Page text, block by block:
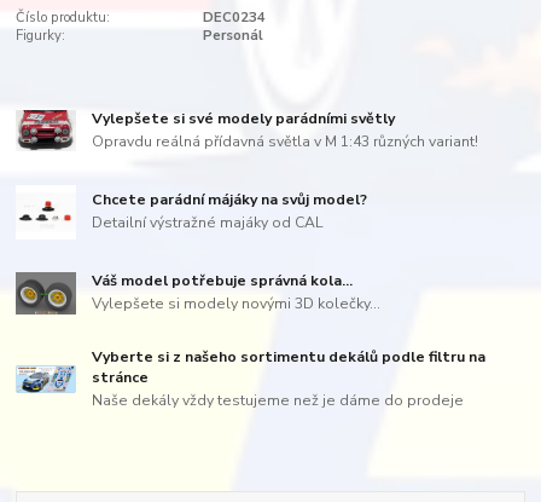
Číslo produktu:
DEC0234
Figurky:
Personál
Vylepšete si své modely parádními světly
Opravdu reálná přídavná světla v M 1:43 různých variant!
Chcete parádní májáky na svůj model?
Detailní výstražné majáky od CAL
Váš model potřebuje správná kola...
Vylepšete si modely novými 3D kolečky...
Vyberte si z našeho sortimentu dekálů podle filtru na
stránce
Naše dekály vždy testujeme než je dáme do prodeje